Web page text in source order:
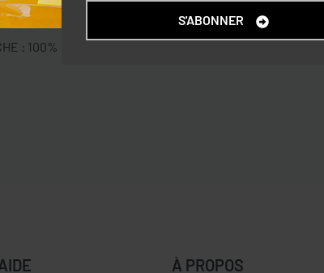
: 100% COTON
À PROPOS
S'ABONNER